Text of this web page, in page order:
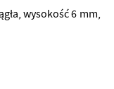
wysokość 6 mm,